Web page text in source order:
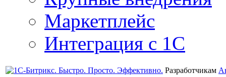
Маркетплейс
Интеграция с 1С
Разработчикам